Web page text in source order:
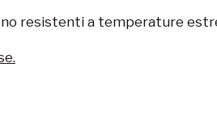
resistenti a temperature